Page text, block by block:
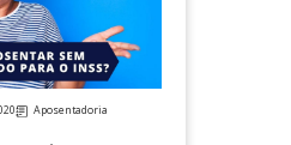
Aposentadoria